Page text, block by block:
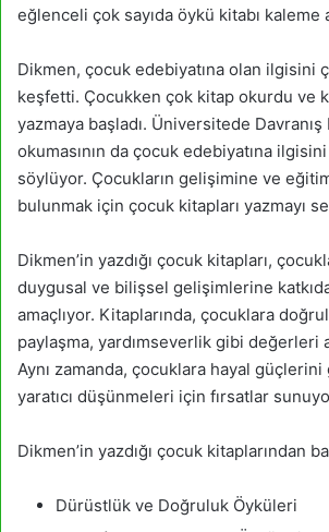
eğlenceli çok sayıda öykü kitabı kaleme
Dikmen, çocuk edebiyatına olan ilgisini
keşfetti. Çocukken çok kitap okurdu ve
yazmaya başladı. Üniversitede
okumasının da çocuk edebiyatına ilgisini
söylüyor. Çocukların gelişimine ve
bulunmak için çocuk kitapları yazmayı
Dikmen’in yazdığı çocuk kitapları,
duygusal ve bilişsel gelişimlerine
amaçlıyor. Kitaplarında, çocuklara
paylaşma, yardımseverlik gibi değerleri
Aynı zamanda, çocuklara hayal
yaratıcı düşünmeleri için fırsatlar
Dikmen’in yazdığı çocuk kitaplarından
Dürüstlük ve Doğruluk Öyküleri